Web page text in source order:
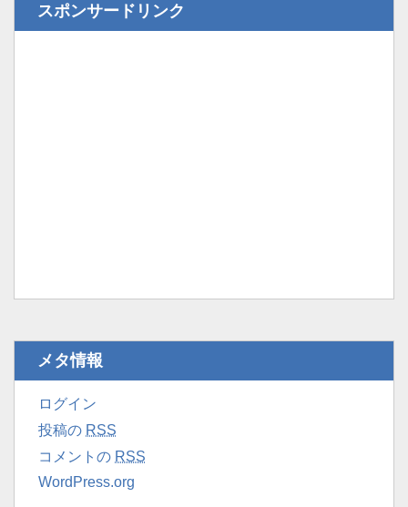
スポンサードリンク
メタ情報
ログイン
投稿の RSS
コメントの RSS
WordPress.org